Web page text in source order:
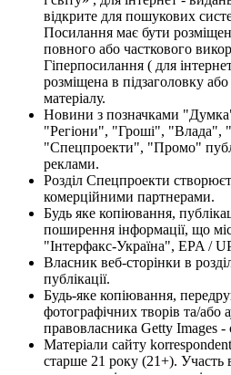
відкрите для пошукових
Посилання має бути
повного або часткового
Гіперпосилання ( для
розміщена в підзаголовку
матеріалу.
Новини з позначками
"Регіони", "Гроші", "Влада",
"Спецпроекти", "Промо"
реклами.
Розділ Спецпроекти
комерційними партнерами.
Будь яке копіювання,
поширення інформації, що
"Інтерфакс-Україна", EPA /
Власник веб-сторінки в
публікації.
Будь-яке копіювання,
фотографічних творів та/або
правовласника Getty Images -
Матеріали сайту
старше 21 року (21+). Участь